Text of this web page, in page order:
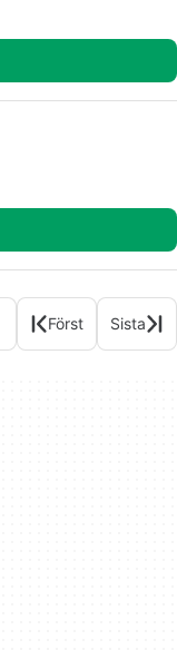
Först Sista